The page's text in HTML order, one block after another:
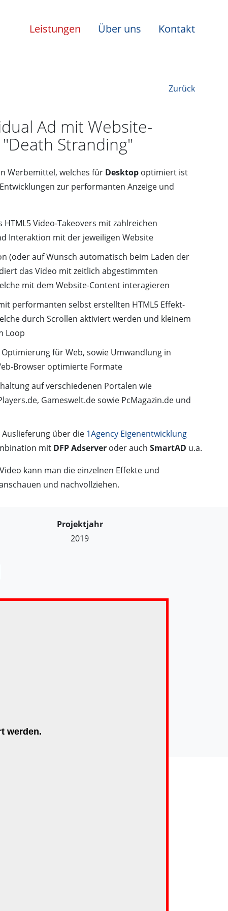
Leistungen Über uns Kontakt
Zurück
Ad mit Website-
Stranding"
Werbemittel, welches für Desktop optimiert ist
Entwicklungen zur performanten Anzeige und
HTML5 Video-Takeovers mit zahlreichen
Interaktion mit der jeweiligen Website
(oder auf Wunsch automatisch beim Laden der
das Video mit zeitlich abgestimmten
mit dem Website-Content interagieren
performanten selbst erstellten HTML5 Effekt-
durch Scrollen aktiviert werden und kleinem
Loop
für Web, sowie Umwandlung in
Browser optimierte Formate
auf verschiedenen Portalen wie
Gameswelt.de sowie PcMagazin.de und
über die 1Agency Eigenentwicklung
mit DFP Adserver oder auch SmartAD u.a.
kann man die einzelnen Effekte und
und nachvollziehen.
Projektjahr
2019